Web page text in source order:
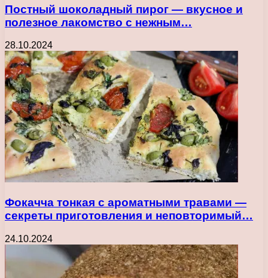
Постный шоколадный пирог — вкусное и
полезное лакомство с нежным…
28.10.2024
Фокачча тонкая с ароматными травами —
секреты приготовления и неповторимый…
24.10.2024